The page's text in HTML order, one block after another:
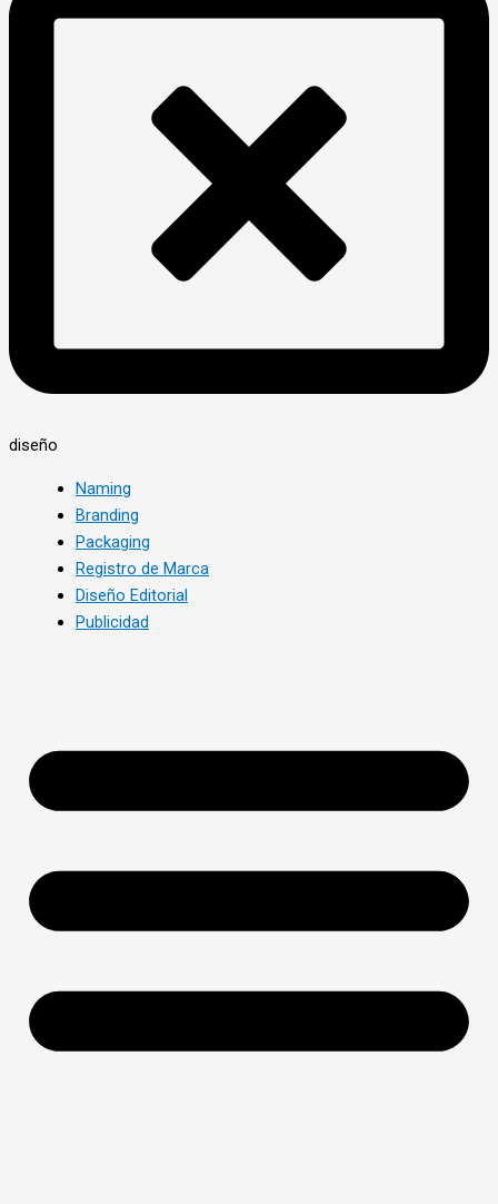
diseño
Naming
Branding
Packaging
Registro de Marca
Diseño Editorial
Publicidad